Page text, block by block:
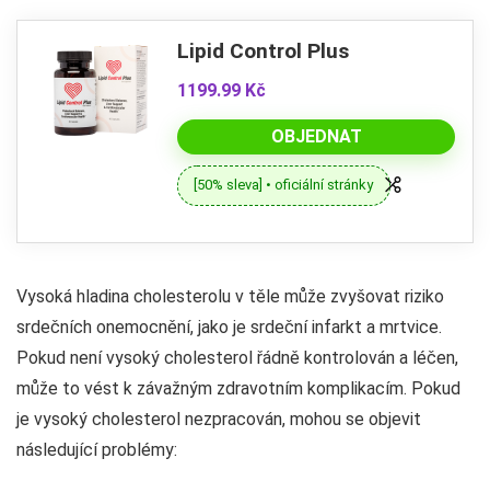
Lipid Control Plus
1199.99 Kč
OBJEDNAT
[50% sleva] • oficiální stránky
Vysoká hladina cholesterolu v těle může zvyšovat riziko
srdečních onemocnění, jako je srdeční infarkt a mrtvice.
Pokud není vysoký cholesterol řádně kontrolován a léčen,
může to vést k závažným zdravotním komplikacím. Pokud
je vysoký cholesterol nezpracován, mohou se objevit
následující problémy: